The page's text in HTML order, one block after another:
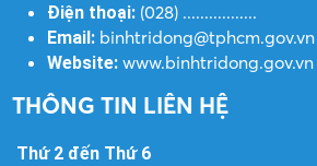
Điện thoại: (028) .................
Email: binhtridong@tphcm.gov.vn
Website: www.binhtridong.gov.vn
THÔNG TIN LIÊN HỆ
Thứ 2 đến Thứ 6